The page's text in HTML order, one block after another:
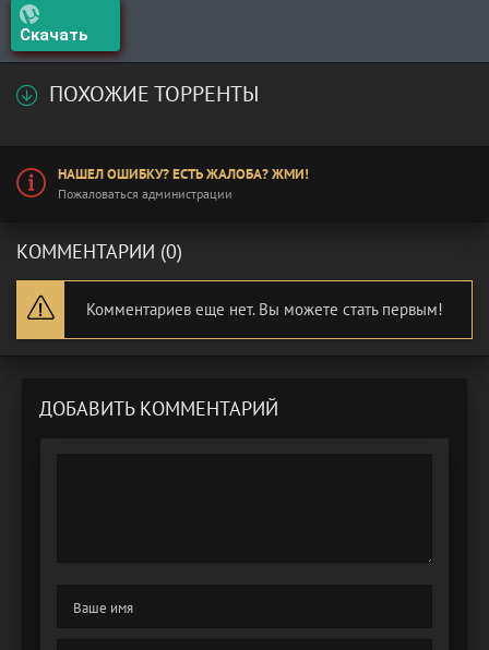
Скачать
ПОХОЖИЕ ТОРРЕНТЫ
НАШЕЛ ОШИБКУ? ЕСТЬ ЖАЛОБА? ЖМИ!
Пожаловаться администрации
КОММЕНТАРИИ (0)
Комментариев еще нет. Вы можете стать первым!
ДОБАВИТЬ КОММЕНТАРИЙ